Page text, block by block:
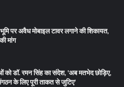
पर अवैध मोबाइल टावर लगाने की शिकायत,
मांग
को डॉ. रमन सिंह का संदेश, 'अब मतभेद छोड़िए,
के लिए पूरी ताकत से जुटिए'